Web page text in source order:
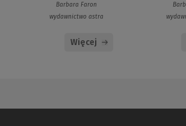
Barbara Faron
wydawnictwo astra
Więcej